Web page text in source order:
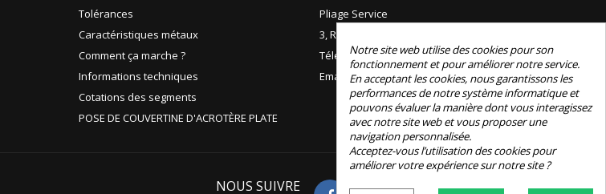
Tolérances
Caractéristiques métaux
Comment ça marche ?
Informations techniques
Cotations des segments
POSE DE COUVERTINE D'ACROTÈRE PLATE
Pliage Service
3, Rue de Boudeville, 31100 Toulouse
Téléphone:+33 (0)5 61 44 12 90
Email: contact@e-pliage.fr
NOUS SUIVRE
Notre site web utilise des cookies pour son
fonctionnement et pour améliorer notre service.
En acceptant les cookies, nous garantissons les
performances de notre système informatique et
pouvons évaluer la manière dont vous interagissez
avec notre site web et vous proposer une
navigation personnalisée.
Acceptez-vous l’utilisation des cookies pour
améliorer votre expérience sur notre site ?